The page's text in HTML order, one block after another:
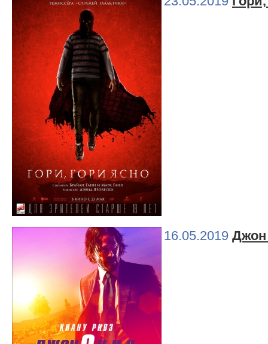
16.05.2019 Джон